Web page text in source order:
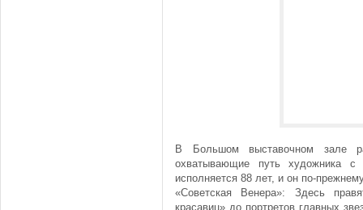
В Большом выставочном зале
охватывающие путь художника
исполняется 88 лет, и он по-
«Советская Венера»: Здесь
красавиц» до портретов главных